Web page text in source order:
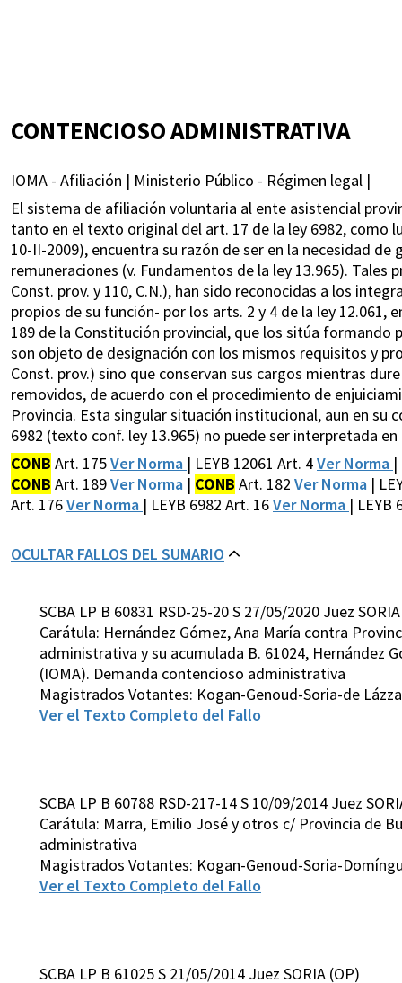
CONTENCIOSO ADMINISTRATIVA
IOMA - Afiliación | Ministerio Público - Régimen legal |
El sistema de afiliación voluntaria al ente asistencial
tanto en el texto original del art. 17 de la ley 6982, como
10-II-2009), encuentra su razón de ser en la necesidad
remuneraciones (v. Fundamentos de la ley 13.965).
Const. prov. y 110, C.N.), han sido reconocidas a los
propios de su función- por los arts. 2 y 4 de la ley
189 de la Constitución provincial, que los sitúa formando
son objeto de designación con los mismos requisitos y
Const. prov.) sino que conservan sus cargos mientras
removidos, de acuerdo con el procedimiento de
Provincia. Esta singular situación institucional, aun en
6982 (texto conf. ley 13.965) no puede ser interpretada
CONB Art. 175Ver Norma | LEYB 12061 Art. 4Ver Norma |
CONB Art. 189Ver Norma | CONB Art. 182 Ver Norma |
Art. 176Ver Norma | LEYB 6982 Art. 16Ver Norma | LEYB
OCULTAR FALLOS DEL SUMARIO
SCBA LP B 60831 RSD-25-20 S 27/05/2020 Juez
Carátula: Hernández Gómez, Ana María contra
administrativa y su acumulada B. 61024, Hernández
(IOMA). Demanda contencioso administrativa
Magistrados Votantes: Kogan-Genoud-Soria-de
Ver el Texto Completo del Fallo
SCBA LP B 60788 RSD-217-14 S 10/09/2014 Juez
Carátula: Marra, Emilio José y otros c/ Provincia de
administrativa
Magistrados Votantes: Kogan-Genoud-Soria-
Ver el Texto Completo del Fallo
SCBA LP B 61025 S 21/05/2014 Juez SORIA (OP)